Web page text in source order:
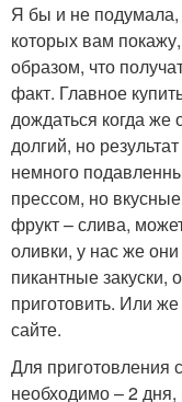
Я бы и не подумала,
которых вам
образом, что
факт. Главное
дождаться когда же
долгий, но
немного
прессом, но
фрукт – слива,
оливки, у нас же
пикантные закуски,
приготовить. Или
сайте.
Для приготовления
необходимо – 2 дня,